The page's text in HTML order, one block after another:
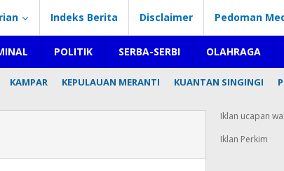
Indeks Berita Disclaimer Pedoman
POLITIK SERBA-SERBI OLAHRAGA
KAMPAR KEPULAUAN MERANTI KUANTAN SINGINGI
Iklan ucapan
Iklan Perkim